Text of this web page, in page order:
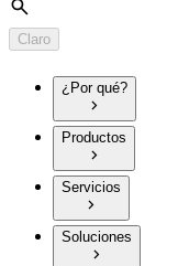
Búsqueda
Claro
¿Por qué?
Productos
Servicios
Soluciones